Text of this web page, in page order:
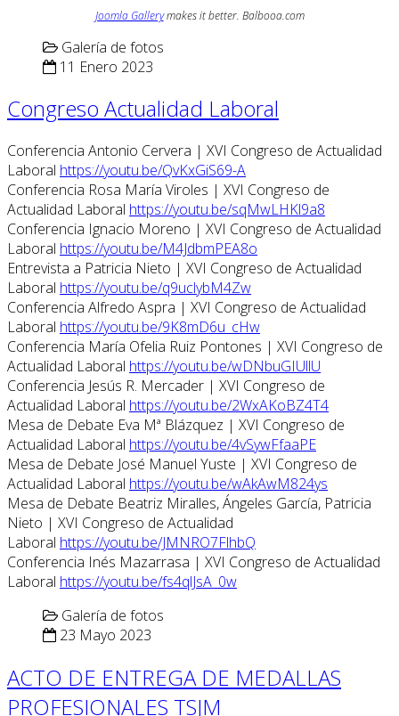
Joomla Gallerymakes it better. Balbooa.com
Galería de fotos
11 Enero 2023
Congreso Actualidad Laboral
Conferencia Antonio Cervera | XVI Congreso de Actualidad
Laboral https://youtu.be/QvKxGiS69-A
Conferencia Rosa María Viroles | XVI Congreso de
Actualidad Laboral https://youtu.be/sqMwLHKl9a8
Conferencia Ignacio Moreno | XVI Congreso de Actualidad
Laboral https://youtu.be/M4JdbmPEA8o
Entrevista a Patricia Nieto | XVI Congreso de Actualidad
Laboral https://youtu.be/q9uclybM4Zw
Conferencia Alfredo Aspra | XVI Congreso de Actualidad
Laboral https://youtu.be/9K8mD6u_cHw
Conferencia María Ofelia Ruiz Pontones | XVI Congreso de
Actualidad Laboral https://youtu.be/wDNbuGIUllU
Conferencia Jesús R. Mercader | XVI Congreso de
Actualidad Laboral https://youtu.be/2WxAKoBZ4T4
Mesa de Debate Eva Mª Blázquez | XVI Congreso de
Actualidad Laboral https://youtu.be/4vSywFfaaPE
Mesa de Debate José Manuel Yuste | XVI Congreso de
Actualidad Laboral https://youtu.be/wAkAwM824ys
Mesa de Debate Beatriz Miralles, Ángeles García, Patricia
Nieto | XVI Congreso de Actualidad
Laboral https://youtu.be/JMNRO7FlhbQ
Conferencia Inés Mazarrasa | XVI Congreso de Actualidad
Laboral https://youtu.be/fs4qlJsA_0w
Galería de fotos
23 Mayo 2023
ACTO DE ENTREGA DE MEDALLAS
PROFESIONALES TSJM